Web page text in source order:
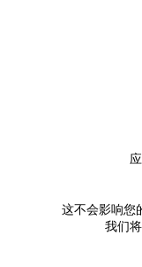
这不会影响您
我们